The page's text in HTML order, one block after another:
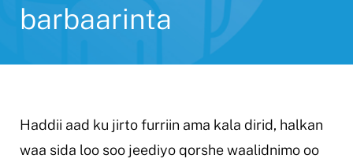
barbaarinta
Haddii aad ku jirto furriin ama kala dirid, halkan
waa sida loo soo jeediyo qorshe waalidnimo oo